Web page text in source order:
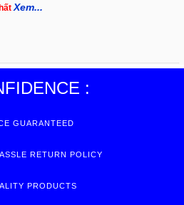
Xem...
:
GUARANTEED
RETURN POLICY
PRODUCTS